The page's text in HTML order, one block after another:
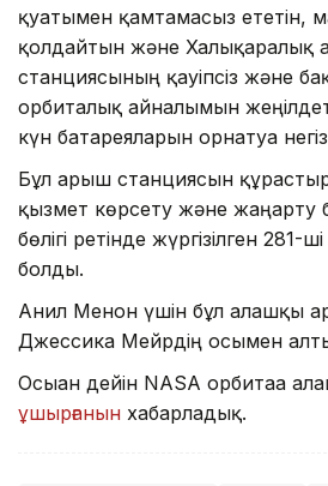
қуатымен қамтамасыз ететін,
қолдайтын және Халықаралық
станциясының қауіпсіз және
орбиталық айналымын
күн батареяларын орнатуға
Бұл ғарыш станциясын
қызмет көрсету және жаңарту
бөлігі ретінде жүргізілген 281-
болды.
Анил Менон үшін бұл алғашқы
Джессика Мейрдің осымен
Осыған дейін NASA орбитаға
ұшырғанын хабарладық.